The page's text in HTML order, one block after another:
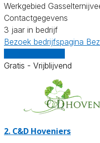
Werkgebied
Contactgegevens
3 jaar in bedrijf
Bezoek bedrijfspagina
Gratis - Vrijblijvend
2. C&D Hoveniers